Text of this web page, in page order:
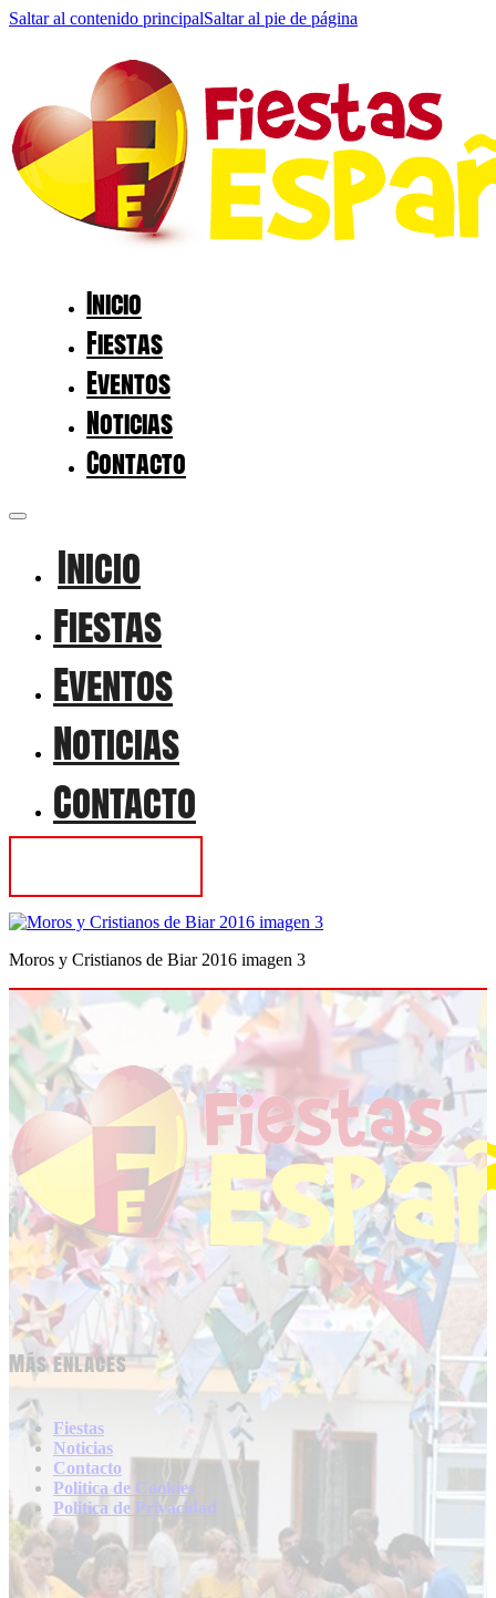
Saltar al contenido principalSaltar al pie de página
Inicio
Fiestas
Eventos
Noticias
Contacto
Inicio
Fiestas
Eventos
Noticias
Contacto
Moros y Cristianos de Biar 2016 imagen 3
Más enlaces
Fiestas
Noticias
Contacto
Politica de Cookies
Politica de Privacidad